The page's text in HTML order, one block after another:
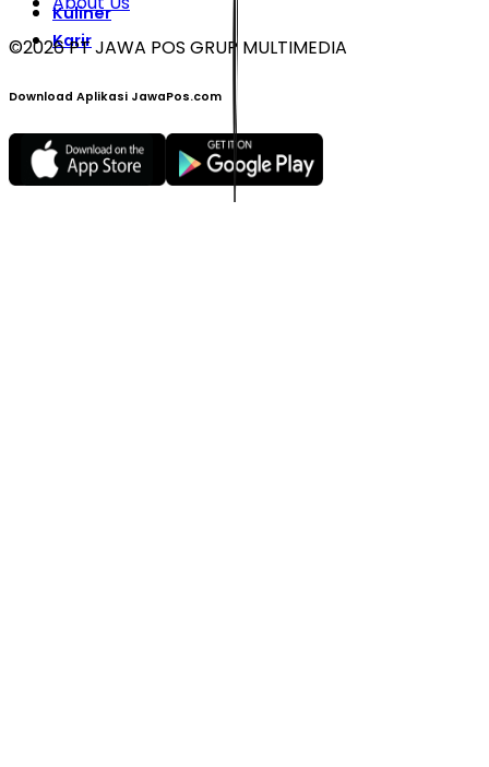
Kuliner
Karir
©2026PT JAWA POS GRUP MULTIMEDIA
Download Aplikasi JawaPos.com